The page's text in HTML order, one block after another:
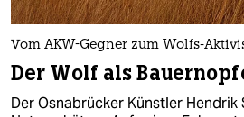
nord
wahrheit
Vom AKW-Gegner zum Wolfs-
Der Wolf als
Der Osnabrücker Künstler Hendrik